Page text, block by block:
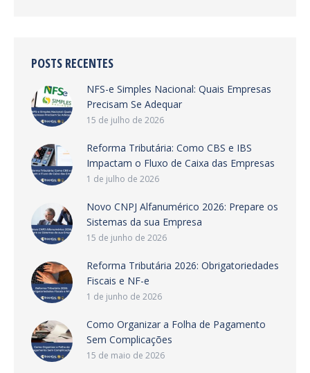
POSTS RECENTES
NFS-e Simples Nacional: Quais Empresas
Precisam Se Adequar
15 de julho de 2026
Reforma Tributária: Como CBS e IBS
Impactam o Fluxo de Caixa das Empresas
1 de julho de 2026
Novo CNPJ Alfanumérico 2026: Prepare os
Sistemas da sua Empresa
15 de junho de 2026
Reforma Tributária 2026: Obrigatoriedades
Fiscais e NF-e
1 de junho de 2026
Como Organizar a Folha de Pagamento
Sem Complicações
15 de maio de 2026